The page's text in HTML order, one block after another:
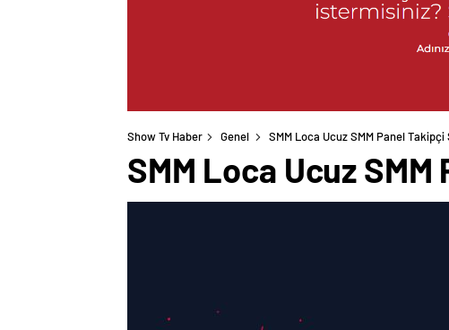
Show Tv Haber Genel SMM Loca Ucuz SMM Panel Takipçi
SMM Loca Ucuz